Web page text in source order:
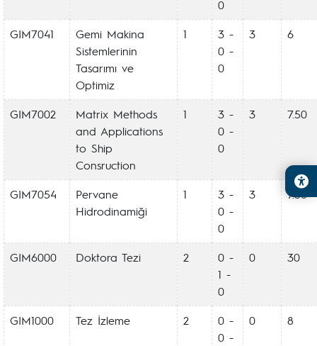
0
GIM7041
Gemi Makina
Sistemlerinin
Tasarımı ve
Optimiz
1
3 -
0 -
0
3 6
GIM7002
Matrix Methods
and Applications
to Ship
Consruction
1
3 -
0 -
0
3 7.50
GIM7054
Pervane
Hidrodinamiği
1
3 -
0 -
0
3 7.50
GIM6000 Doktora Tezi 2
0 -
1 -
0
0 30
GIM1000 Tez İzleme 2
0 -
0 -
0 8